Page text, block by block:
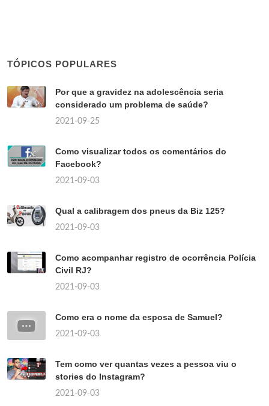
TÓPICOS POPULARES
Por que a gravidez na adolescência seria
considerado um problema de saúde?
2021-09-25
Como visualizar todos os comentários do
Facebook?
2021-09-03
Qual a calibragem dos pneus da Biz 125?
2021-09-03
Como acompanhar registro de ocorrência Polícia
Civil RJ?
2021-09-03
Como era o nome da esposa de Samuel?
2021-09-03
Tem como ver quantas vezes a pessoa viu o
stories do Instagram?
2021-09-03